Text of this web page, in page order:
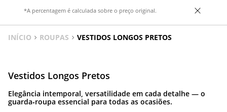
*A percentagem é calculada sobre o preço original.
INÍCIO ROUPAS VESTIDOS LONGOS PRETOS
Vestidos Longos Pretos
Elegância intemporal, versatilidade em cada detalhe — o
guarda‑roupa essencial para todas as ocasiões.